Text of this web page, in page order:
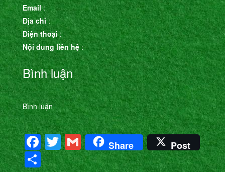
Email:
Địa chỉ:
Điện thoại:
Nội dung liên hệ:
Bình luận
Bình luận
Facebook
Twitter
Gmail
Share Post
Share